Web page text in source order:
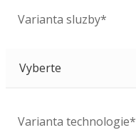
Varianta sluzby*
Varianta technologie*